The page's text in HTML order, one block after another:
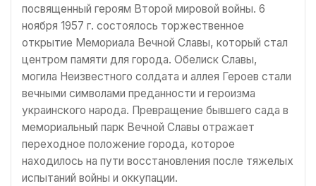
посвященный героям Второй мировой войны. 6
ноября 1957 г. состоялось торжественное
открытие Мемориала Вечной Славы, который стал
центром памяти для города. Обелиск Славы,
могила Неизвестного солдата и аллея Героев стали
вечными символами преданности и героизма
украинского народа. Превращение бывшего сада в
мемориальный парк Вечной Славы отражает
переходное положение города, которое
находилось на пути восстановления после тяжелых
испытаний войны и оккупации.